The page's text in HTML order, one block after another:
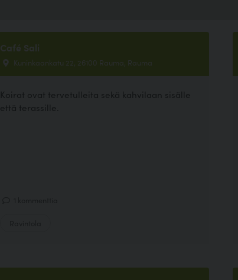
Café Sali
Kuninkaankatu 22, 26100 Rauma, Rauma
Koirat ovat tervetulleita sekä kahvilaan sisälle
että terassille.